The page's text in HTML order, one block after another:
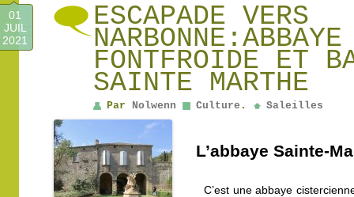
ESCAPADE VERS
FONTFROIDE ET
SAINTE MARTHE
01
JUIL
2021
Par Nolwenn Culture . Saleilles
L’abbaye Sainte-
C’est une abbaye